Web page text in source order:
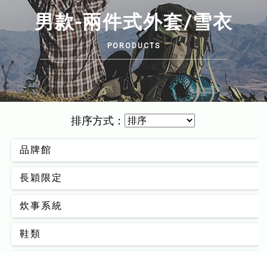
男款-兩件式外套/雪衣
排序方式：
品牌館
長穎限定
炊事系統
鞋類